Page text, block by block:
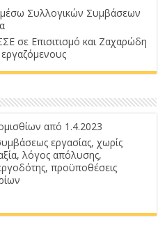
Συλλογικών Συμβάσεων
σε Επισιτισμό και Ζαχαρώδη
από 1.4.2023
εργασίας, χωρίς
λόγος απόλυσης,
προϋποθέσεις